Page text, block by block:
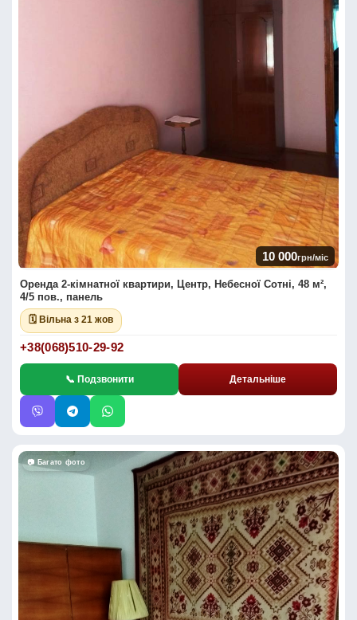
10 000грн/міс
Оренда 2-кімнатної квартири, Центр, Небесної Сотні, 48 м²,
4/5 пов., панель
🗓 Вільна з 21 жов
+38(068)510-29-92
📞 Подзвонити Детальніше
📷 Багато фото